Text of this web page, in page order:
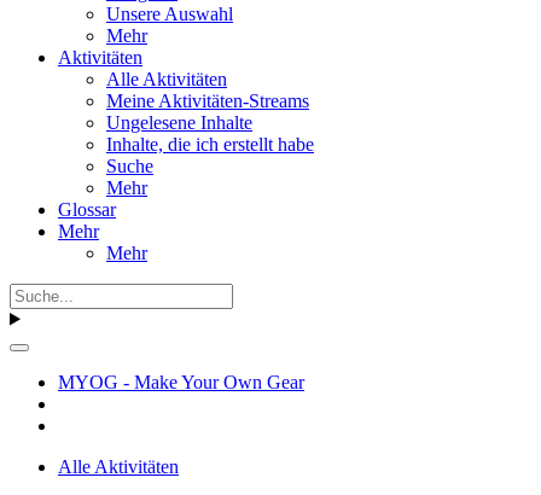
Unsere Auswahl
Mehr
Aktivitäten
Alle Aktivitäten
Meine Aktivitäten-Streams
Ungelesene Inhalte
Inhalte, die ich erstellt habe
Suche
Mehr
Glossar
Mehr
Mehr
MYOG - Make Your Own Gear
Alle Aktivitäten